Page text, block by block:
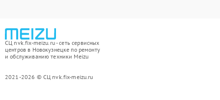
СЦ nvk.fix-meizu.ru - сеть сервисных
центров в Новокузнецке по ремонту
и обслуживанию техники Meizu
2021-2026 © СЦ nvk.fix-meizu.ru